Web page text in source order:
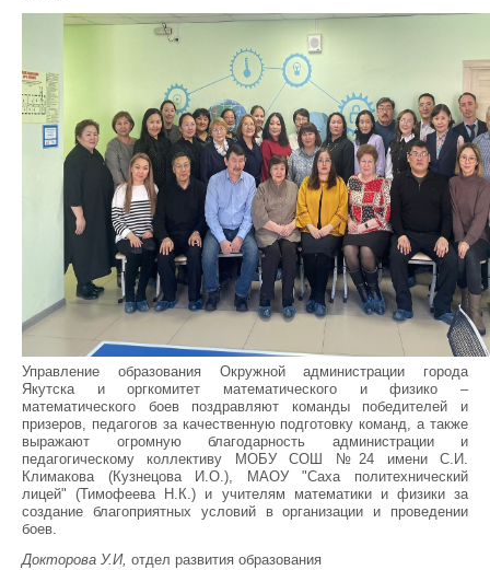
Управление образования Окружной администрации города
Якутска и оргкомитет математического и физико –
математического боев поздравляют команды победителей и
призеров, педагогов за качественную подготовку команд, а также
выражают огромную благодарность администрации и
педагогическому коллективу МОБУ СОШ №24 имени С.И.
Климакова (Кузнецова И.О.), МАОУ "Саха политехнический
лицей" (Тимофеева Н.К.) и учителям математики и физики за
создание благоприятных условий в организации и проведении
боев.
Докторова У.И, отдел развития образования